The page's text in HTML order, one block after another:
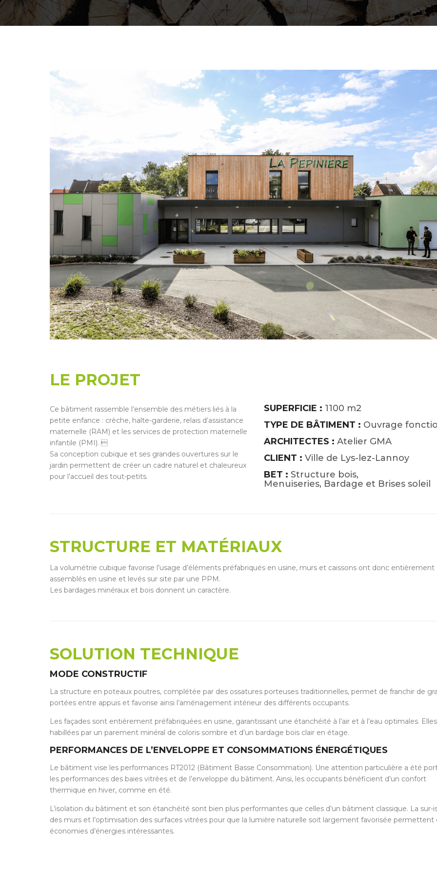
LE PROJET
Ce bâtiment rassemble l’ensemble des métiers liés à la
petite enfance : crèche, halte-garderie, relais d’assistance
maternelle (RAM) et les services de protection maternelle
infantile (PMI). 
Sa conception cubique et ses grandes ouvertures sur le
jardin permettent de créer un cadre naturel et chaleureux
pour l’accueil des tout-petits.
SUPERFICIE : 1100 m2
TYPE DE BÂTIMENT : Ouvrage
ARCHITECTES : Atelier GMA
CLIENT : Ville de Lys-lez-Lannoy
BET : Structure bois,
Menuiseries, Bardage et Brises soleil
STRUCTURE ET MATÉRIAUX
La volumétrie cubique favorise l’usage d’éléments préfabriqués en usine, murs et caissons ont donc
assemblés en usine et levés sur site par une PPM.
Les bardages minéraux et bois donnent un caractère.
SOLUTION TECHNIQUE
MODE CONSTRUCTIF
La structure en poteaux poutres, complétée par des ossatures porteuses traditionnelles, permet de franchir de
portées entre appuis et favorise ainsi l’aménagement intérieur des différents occupants.
Les façades sont entièrement préfabriquées en usine, garantissant une étanchéité à l’air et à l’eau optimales.
habillées par un parement minéral de coloris sombre et d’un bardage bois clair en étage.
PERFORMANCES DE L’ENVELOPPE ET CONSOMMATIONS ÉNERGÉTIQUES
Le bâtiment vise les performances RT2012 (Bâtiment Basse Consommation). Une attention particulière a été
les performances des baies vitrées et de l’enveloppe du bâtiment. Ainsi, les occupants bénéficient d’un confort
thermique en hiver, comme en été.
L’isolation du bâtiment et son étanchéité sont bien plus performantes que celles d’un bâtiment classique. La sur-
des murs et l’optimisation des surfaces vitrées pour que la lumière naturelle soit largement favorisée permettent
économies d’énergies intéressantes.